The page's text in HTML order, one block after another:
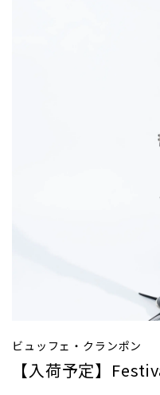
ビュッフェ・クランポン
【入荷予定】